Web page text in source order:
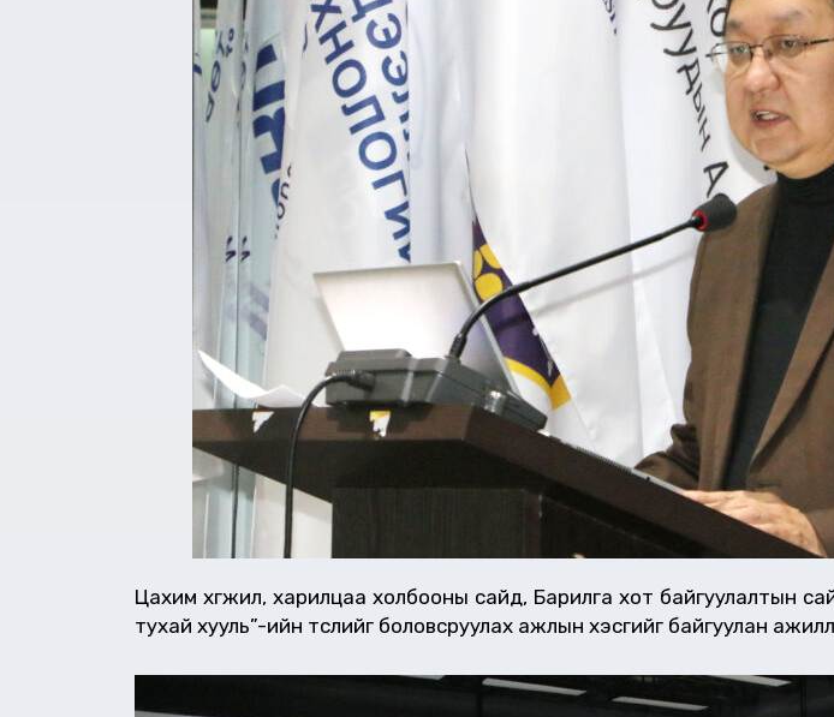
Цахим хөгжил, харилцаа холбооны сайд, Барилга хот байгуулалтын
тухай хууль”-ийн төслийг боловсруулах ажлын хэсгийг байгуулан